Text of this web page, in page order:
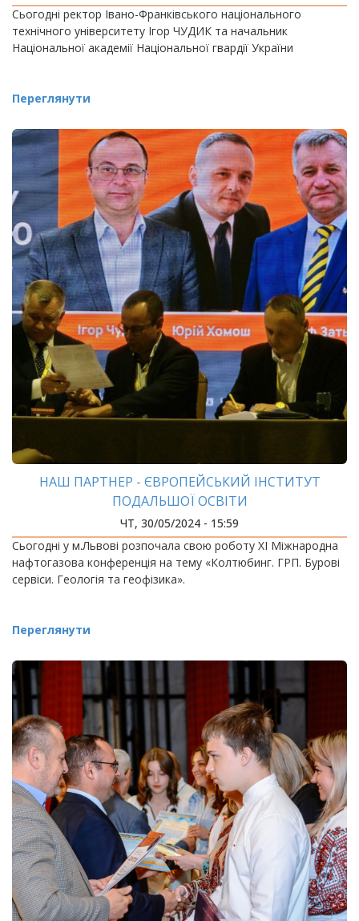
Сьогодні ректор Івано-Франківського національного
технічного університету Ігор ЧУДИК та начальник
Національної академії Національної гвардії України
Переглянути
НАШ ПАРТНЕР - ЄВРОПЕЙСЬКИЙ ІНСТИТУТ
ПОДАЛЬШОЇ ОСВІТИ
ЧТ, 30/05/2024 - 15:59
Сьогодні у м.Львові розпочала свою роботу ХІ Міжнародна
нафтогазова конференція на тему «Колтюбинг. ГРП. Бурові
сервіси. Геологія та геофізика».
Переглянути